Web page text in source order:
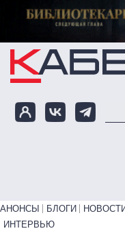
Перейти к основному
Primary links bottom
АНОНСЫ БЛОГИ
ИНТЕРВЬЮ